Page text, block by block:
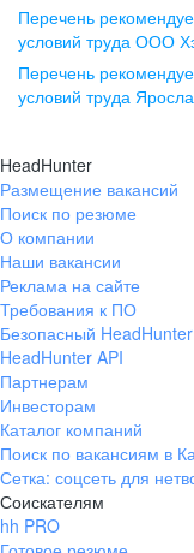
ул. Спартаковская, д.
помещение 15
+7 843 212-12-50
Екатеринбург
ул. Боевых Дружин,
+7 343 226-79-99
pr@ural.hh.ru
ул. Янковского, д. 169,
706 каб.
+7 861 205-55-57
pr@krd.hh.ru
Перечень
условий труда ООО
Перечень
условий труда
HeadHunter
Размещение вакансий
Поиск по резюме
О компании
Наши вакансии
Реклама на сайте
Требования к ПО
Безопасный HeadHunter
HeadHunter API
Партнерам
Инвесторам
Каталог компаний
Поиск по вакансиям в
Сетка: соцсеть для
Соискателям
hh PRO